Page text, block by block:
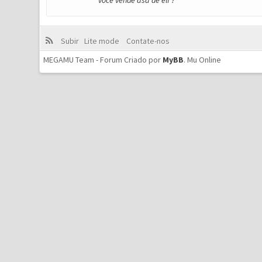
Subir Lite mode
Contate-nos
MEGAMU Team - Forum Criado por MyBB.Mu Online